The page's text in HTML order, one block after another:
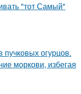
"тот Самый"
пучковых огурцов.
моркови, избегая